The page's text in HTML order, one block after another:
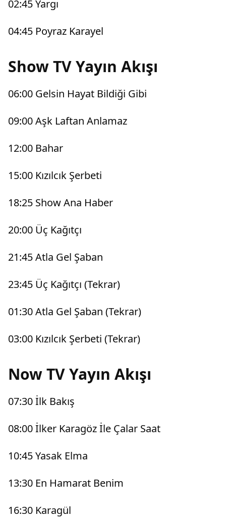
02:45 Yargı
04:45 Poyraz Karayel
Show TV Yayın Akışı
06:00 Gelsin Hayat Bildiği Gibi
09:00 Aşk Laftan Anlamaz
12:00 Bahar
15:00 Kızılcık Şerbeti
18:25 Show Ana Haber
20:00 Üç Kağıtçı
21:45 Atla Gel Şaban
23:45 Üç Kağıtçı (Tekrar)
01:30 Atla Gel Şaban (Tekrar)
03:00 Kızılcık Şerbeti (Tekrar)
Now TV Yayın Akışı
07:30 İlk Bakış
08:00 İlker Karagöz İle Çalar Saat
10:45 Yasak Elma
13:30 En Hamarat Benim
16:30 Karagül